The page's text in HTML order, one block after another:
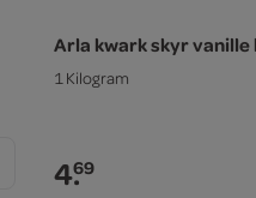
Arla kwark skyr vanille
1 Kilogram
4.69